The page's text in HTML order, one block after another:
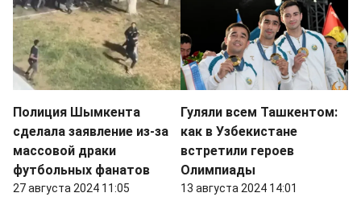
Полиция Шымкента
сделала заявление из-за
массовой драки
футбольных фанатов
27 августа 2024 11:05
Гуляли всем Ташкентом:
как в Узбекистане
встретили героев
Олимпиады
13 августа 2024 14:01